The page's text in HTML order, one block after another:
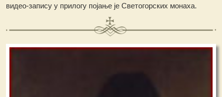
видео-запису у прилогу појање је Светогорских монаха.